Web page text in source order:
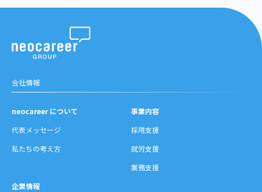
会社情報
neocareer について
代表メッセージ
私たちの考え方
事業内容
採用支援
就労支援
業務支援
企業情報